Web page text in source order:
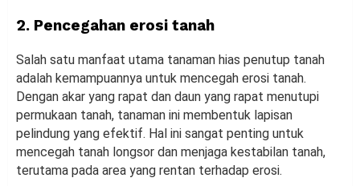
2. Pencegahan erosi tanah
Salah satu manfaat utama tanaman hias penutup tanah
adalah kemampuannya untuk mencegah erosi tanah.
Dengan akar yang rapat dan daun yang rapat menutupi
permukaan tanah, tanaman ini membentuk lapisan
pelindung yang efektif. Hal ini sangat penting untuk
mencegah tanah longsor dan menjaga kestabilan tanah,
terutama pada area yang rentan terhadap erosi.